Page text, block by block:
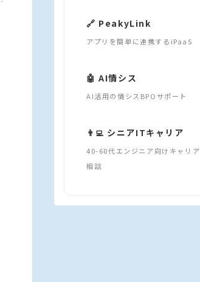
🔗 PeakyLink
アプリを簡単に連携するiPaaS
🤖 AI情シス
AI活用の情シスBPOサポート
👨‍💻 シニアITキャリア
40-60代エンジニア向けキャリア
相談